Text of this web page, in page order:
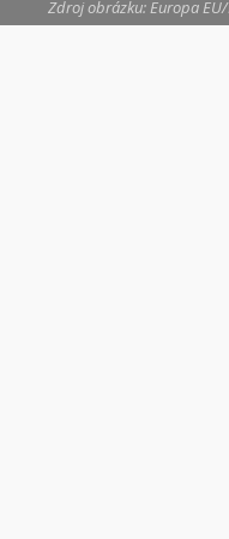
Zdroj obrázku: Europa